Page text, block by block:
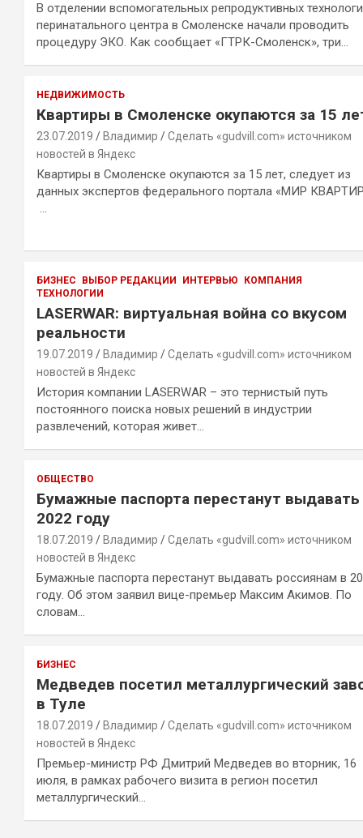
В отделении вспомогательных репродуктивных
перинатального центра в Смоленске начали проводить
процедуру ЭКО. Как сообщает «ГТРК-Смоленск», три…
НЕДВИЖИМОСТЬ
Квартиры в Смоленске окупаются за 15
23.07.2019 Владимир
Сделать «gudvill.com» источником
новостей в Яндекс
Квартиры в Смоленске окупаются за 15 лет, следует из
данных экспертов федерального портала «МИР
…
БИЗНЕС ВЫБОР РЕДАКЦИИ ИНТЕРВЬЮ
КОМПАНИЯ
ТЕХНОЛОГИИ
LASERWAR: виртуальная война со вкусом
реальности
19.07.2019 Владимир
Сделать «gudvill.com» источником
новостей в Яндекс
История компании LASERWAR – это тернистый путь
постоянного поиска новых решений в индустрии
развлечений, которая живет…
ОБЩЕСТВО
Бумажные паспорта перестанут выдавать
2022 году
18.07.2019 Владимир
Сделать «gudvill.com» источником
новостей в Яндекс
Бумажные паспорта перестанут выдавать россиянам в
году. Об этом заявил вице-премьер Максим Акимов. По
словам…
БИЗНЕС
Медведев посетил металлургический
в Туле
18.07.2019 Владимир
Сделать «gudvill.com» источником
новостей в Яндекс
Премьер-министр РФ Дмитрий Медведев во вторник, 16
июля, в рамках рабочего визита в регион посетил
металлургический…